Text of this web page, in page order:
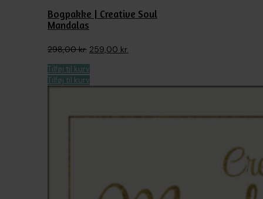
Bogpakke | Creative Soul
Mandalas
298,00kr. Den
pris
var:
259,00 kr.
Tilføj til kurv
Tilføj til kurv